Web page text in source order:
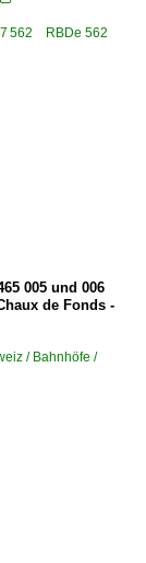
7 562 RBDe 562
005 und 006
de Fonds -
/ Bahnhöfe /